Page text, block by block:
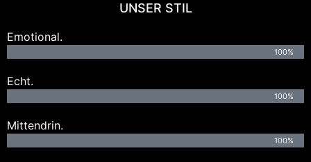
UNSER STIL
Emotional.
100%
Echt.
100%
Mittendrin.
100%